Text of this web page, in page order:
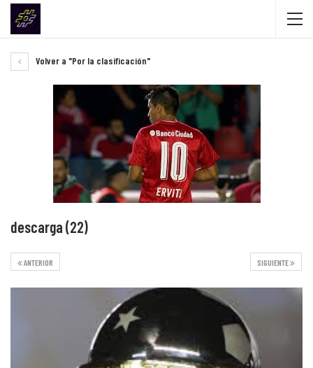
Volver a "Por la clasificación"
descarga (22)
SIGUIENTE
ANTERIOR